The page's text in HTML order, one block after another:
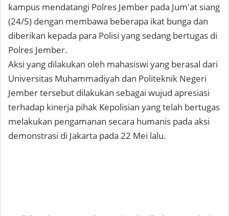
kampus mendatangi Polres Jember pada Jum'at siang
(24/5) dengan membawa beberapa ikat bunga dan
diberikan kepada para Polisi yang sedang bertugas di
Polres Jember.
Aksi yang dilakukan oleh mahasiswi yang berasal dari
Universitas Muhammadiyah dan Politeknik Negeri
Jember tersebut dilakukan sebagai wujud apresiasi
terhadap kinerja pihak Kepolisian yang telah bertugas
melakukan pengamanan secara humanis pada aksi
demonstrasi di Jakarta pada 22 Mei lalu.